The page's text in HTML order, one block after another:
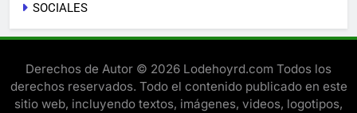
SOCIALES
Derechos de Autor © 2026 Lodehoyrd.com Todos los
derechos reservados. Todo el contenido publicado en este
sitio web, incluyendo textos, imágenes, videos, logotipos,